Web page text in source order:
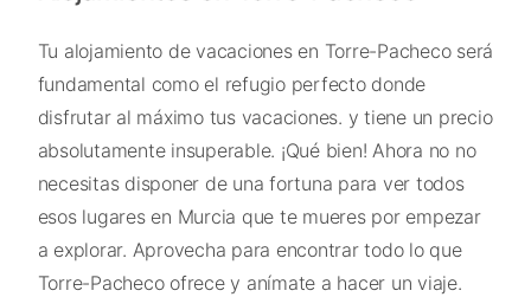
Tu alojamiento de vacaciones en Torre-Pacheco será
fundamental como el refugio perfecto donde
disfrutar al máximo tus vacaciones. y tiene un precio
absolutamente insuperable. ¡Qué bien! Ahora no no
necesitas disponer de una fortuna para ver todos
esos lugares en Murcia que te mueres por empezar
a explorar. Aprovecha para encontrar todo lo que
Torre-Pacheco ofrece y anímate a hacer un viaje.